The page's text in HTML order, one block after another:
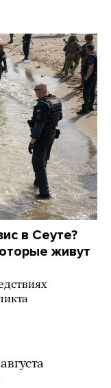
в Сеуте?
живут